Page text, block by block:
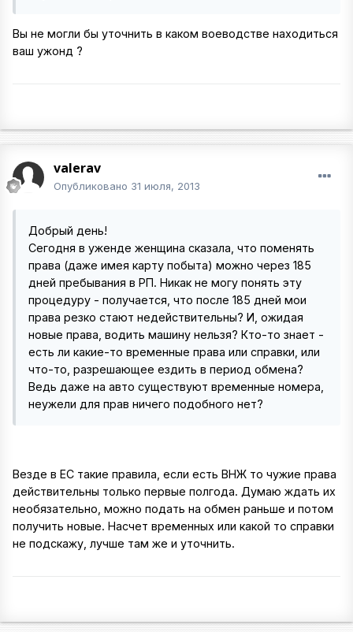
Вы не могли бы уточнить в каком воеводстве находиться
ваш ужонд ?
valerav
Опубликовано 31 июля, 2013
Добрый день!
Сегодня в уженде женщина сказала, что поменять
права (даже имея карту побыта) можно через 185
дней пребывания в РП. Никак не могу понять эту
процедуру - получается, что после 185 дней мои
права резко стают недействительны? И, ожидая
новые права, водить машину нельзя? Кто-то знает -
есть ли какие-то временные права или справки, или
что-то, разрешающее ездить в период обмена?
Ведь даже на авто существуют временные номера,
неужели для прав ничего подобного нет?
Везде в ЕС такие правила, если есть ВНЖ то чужие права
действительны только первые полгода. Думаю ждать их
необязательно, можно подать на обмен раньше и потом
получить новые. Насчет временных или какой то справки
не подскажу, лучше там же и уточнить.